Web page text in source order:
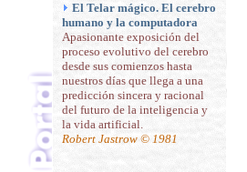
El Telar mágico. El cerebro
humano y la computadora
Apasionante exposición del
proceso evolutivo del cerebro
desde sus comienzos hasta
nuestros días que llega a una
predicción sincera y racional
del futuro de la inteligencia y
la vida artificial.
Robert Jastrow © 1981